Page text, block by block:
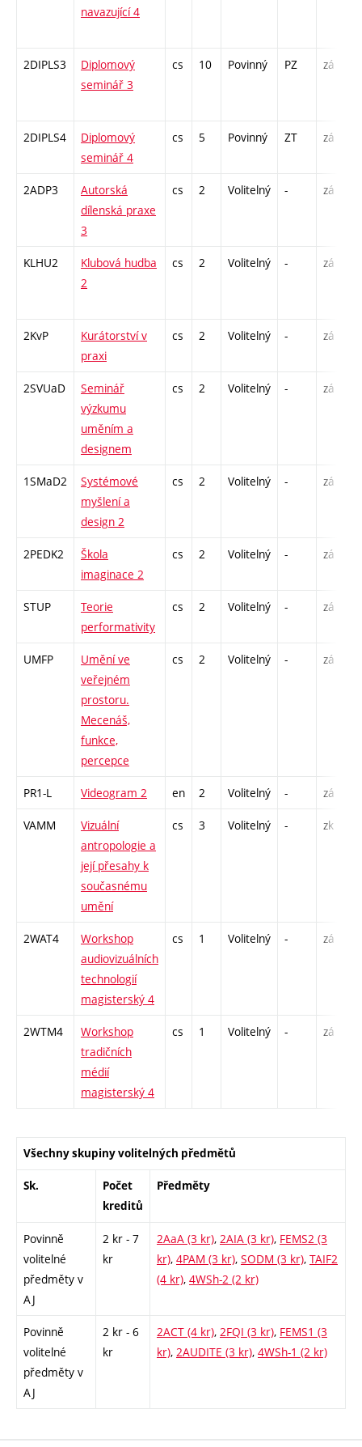
navazující 4
2DIPLS3
Diplomový
seminář 3
cs 10 Povinný PZ zá
2DIPLS4
Diplomový
seminář 4
cs 5 Povinný ZT zá
2ADP3
Autorská
dílenská praxe
3
cs 2 Volitelný - zá
KLHU2
Klubová hudba
2
cs 2 Volitelný - zá
2KvP
Kurátorství v
praxi
cs 2 Volitelný - zá
2SVUaD
Seminář
výzkumu
uměním a
designem
cs 2 Volitelný - zá
1SMaD2
Systémové
myšlení a
design 2
cs 2 Volitelný - zá
2PEDK2
Škola
imaginace 2
cs 2 Volitelný - zá
STUP
Teorie
performativity
cs 2 Volitelný - zá
UMFP
Umění ve
veřejném
prostoru.
Mecenáš,
funkce,
percepce
cs 2 Volitelný - zá
PR1-L Videogram 2 en 2 Volitelný - zá
VAMM
Vizuální
antropologie a
její přesahy k
současnému
umění
cs 3 Volitelný - zk
2WAT4
Workshop
audiovizuálních
technologií
magisterský 4
cs 1 Volitelný - zá
2WTM4
Workshop
tradičních
médií
magisterský 4
cs 1 Volitelný - zá
Všechny skupiny volitelných předmětů
Sk.
Počet
kreditů
Předměty
Povinně
volitelné
předměty v
AJ
2 kr - 7
kr
2AaA (3 kr), 2AIA (3 kr), FEMS2 (3
kr), 4PAM (3 kr), SODM (3 kr), TAIF2
(4 kr), 4WSh-2 (2 kr)
Povinně
volitelné
předměty v
AJ
2 kr - 6
kr
2ACT (4 kr), 2FQI (3 kr), FEMS1 (3
kr), 2AUDITE (3 kr), 4WSh-1 (2 kr)